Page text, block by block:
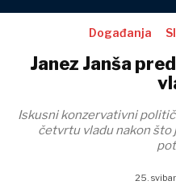
Search The Region
Markets
Markets
Albanija
Događanja
Janez Janša
Iskusni konzervativni
četvrtu vladu nakon
25.